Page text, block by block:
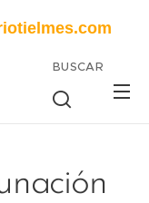
BUSCAR